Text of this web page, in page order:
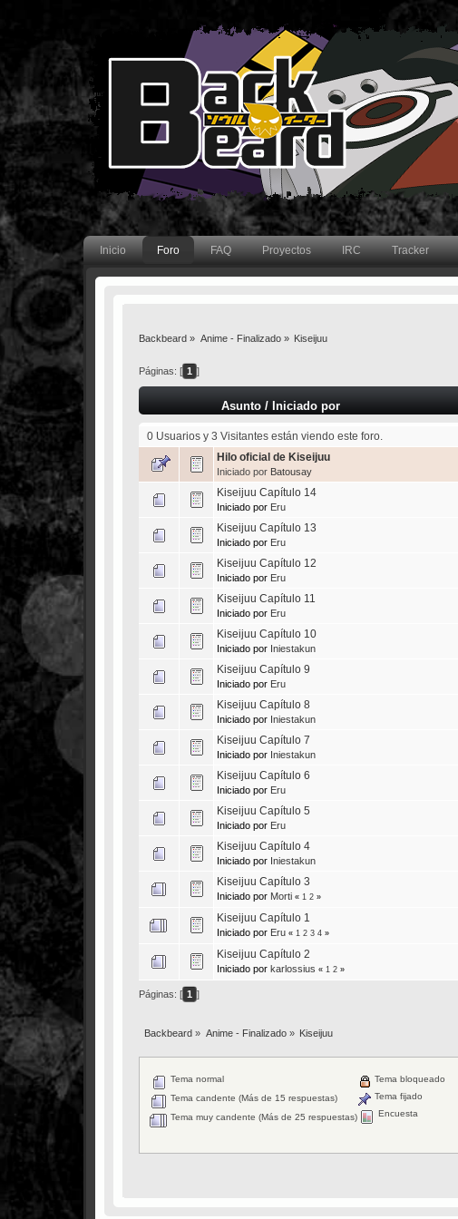
Inicio Foro FAQ Proyectos IRC Tracker
Backbeard » Anime - Finalizado» Kiseijuu
Páginas: [ 1 ]
Asunto /Iniciado por
0 Usuarios y 3 Visitantes están viendo este foro.
Hilo oficial de Kiseijuu
Iniciado por Batousay
Kiseijuu Capítulo 14
Iniciado por Eru
Kiseijuu Capítulo 13
Iniciado por Eru
Kiseijuu Capítulo 12
Iniciado por Eru
Kiseijuu Capítulo 11
Iniciado por Eru
Kiseijuu Capítulo 10
Iniciado por Iniestakun
Kiseijuu Capítulo 9
Iniciado por Eru
Kiseijuu Capítulo 8
Iniciado por Iniestakun
Kiseijuu Capítulo 7
Iniciado por Iniestakun
Kiseijuu Capítulo 6
Iniciado por Eru
Kiseijuu Capítulo 5
Iniciado por Eru
Kiseijuu Capítulo 4
Iniciado por Iniestakun
Kiseijuu Capítulo 3
Iniciado por Morti « 1 2 »
Kiseijuu Capítulo 1
Iniciado por Eru « 1 2 3 4 »
Kiseijuu Capítulo 2
Iniciado por karlossius « 1 2 »
Páginas: [ 1 ]
Backbeard » Anime - Finalizado» Kiseijuu
Tema normal
Tema candente (Más de 15 respuestas)
Tema muy candente (Más de 25 respuestas)
Tema bloqueado
Tema fijado
Encuesta